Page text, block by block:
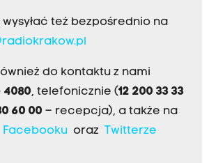
też bezpośrednio na
do kontaktu z nami
4080, telefonicznie (12 200 33 33
60 00 – recepcja), a także na
Facebookuoraz Twitterze